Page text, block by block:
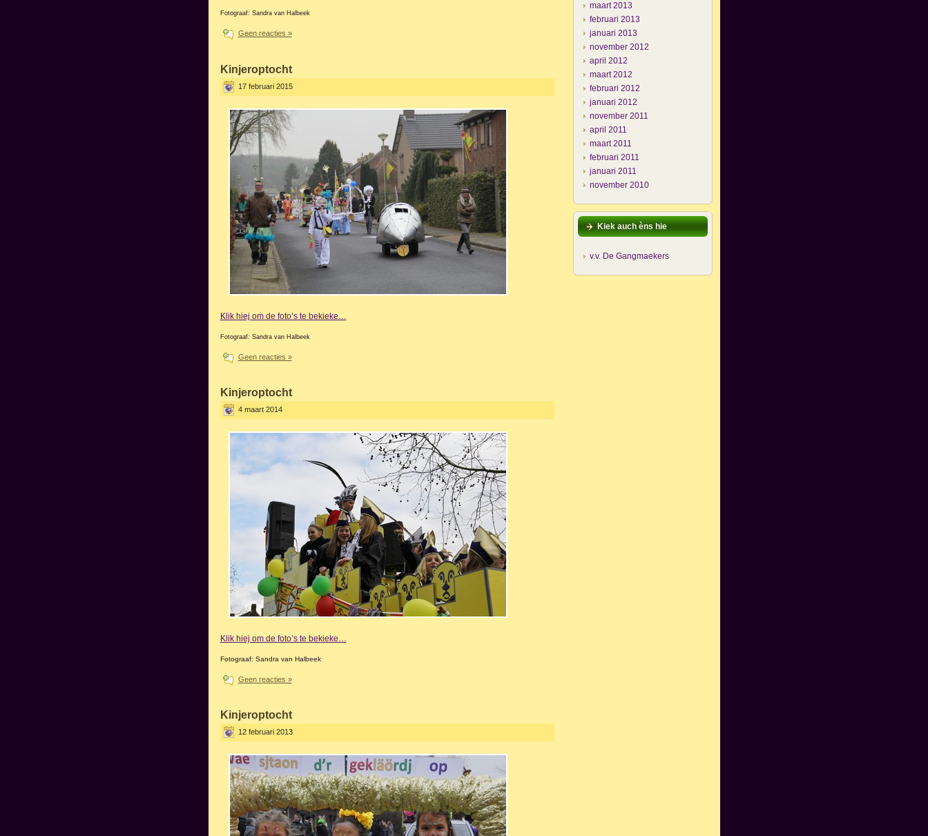
Fotograaf: Sandra van Halbeek
Geen reacties »
Kinjeroptocht
17 februari 2015
Klik hiej om de foto’s te bekieke…
Fotograaf: Sandra van Halbeek
Geen reacties »
Kinjeroptocht
4 maart 2014
Klik hiej om de foto’s te bekieke…
Fotograaf: Sandra van Halbeek
Geen reacties »
Kinjeroptocht
12 februari 2013
maart 2013
februari 2013
januari 2013
november 2012
april 2012
maart 2012
februari 2012
januari 2012
november 2011
april 2011
maart 2011
februari 2011
januari 2011
november 2010
Kiek auch èns hie
v.v. De Gangmaekers